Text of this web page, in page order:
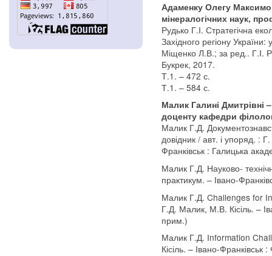
Адаменку Олегу
мінералогічних наук,
Рудько Г.І. Стратегічна
Західного регіону
Міщенко Л.В.; за ред.. Г.І.
Букрек, 2017.
Т.1. – 472 с.
Т.1. – 584 с.
Малик Галині Дмитрівні
доценту кафедри
Малик Г.Д.
довідник / авт. і упоряд. :
Франківськ : Галицька
Малик Г.Д. Науково-
практикум. – Івано-
Малик Г.Д. Challenges for
Г.Д. Малик, М.В. Кісіль. –
прим.)
Малик Г.Д. Information
Кісіль. – Івано-